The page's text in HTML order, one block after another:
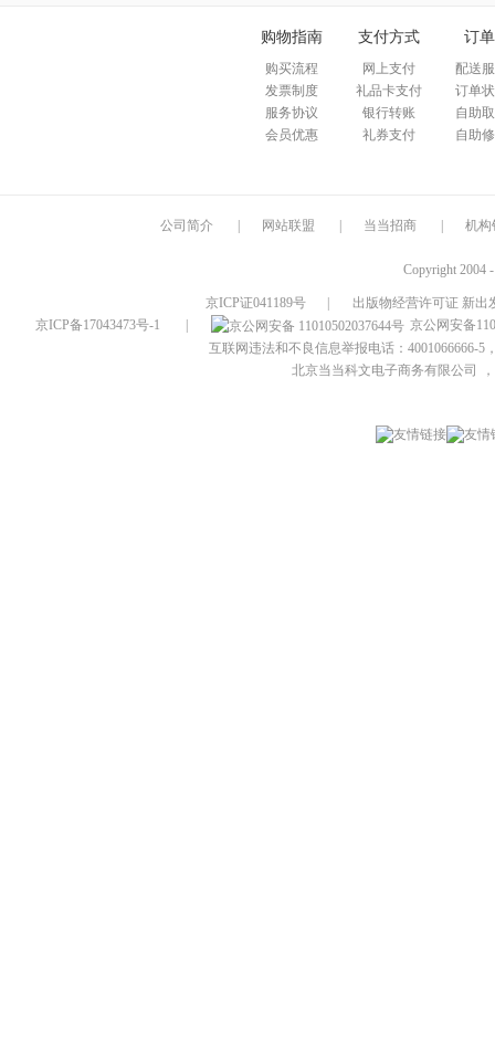
购物指南
购买流程
发票制度
服务协议
会员优惠
支付方式
网上支付
礼品卡支付
银行转账
礼券支付
订
配送
订单
自助
自助
公司简介 网站联盟 当当招商 机构
Copyright 2004
京ICP证041189号
出版物经营许可证 新出
京ICP备17043473号-1
京公网安备
互联网违法和不良信息举报电话：4001066666-5
北京当当科文电子商务有限公司